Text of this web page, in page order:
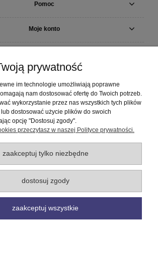
Pomoc
Moje konto
O nas
pokaż pełną wersję strony
internetowy Shoper Premium
prywatność
im technologie umożliwiają poprawne
nam dostosować ofertę do Twoich potrzeb.
wykorzystanie przez nas wszystkich tych plików
dostosować użycie plików do swoich
opcję "Dostosuj zgody".
przeczytasz w naszej Polityce prywatności.
zaakceptuj tylko niezbędne
dostosuj zgody
zaakceptuj wszystkie